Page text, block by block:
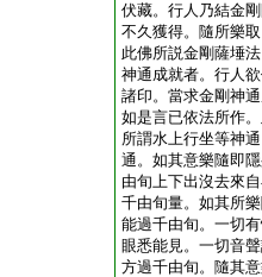
伏藏。行人乃結金
不久獲得。隨所樂取
此佛所説金剛薩埵
神通成就者。行人
諸印。當求金剛神
如是言已依法所作
所謂水上行坐等神
通。如其意樂隨即
由旬上下出沒去來
千由旬量。如其所
能過千由旬。一切
眼悉能見。一切音
方過千由旬。隨其